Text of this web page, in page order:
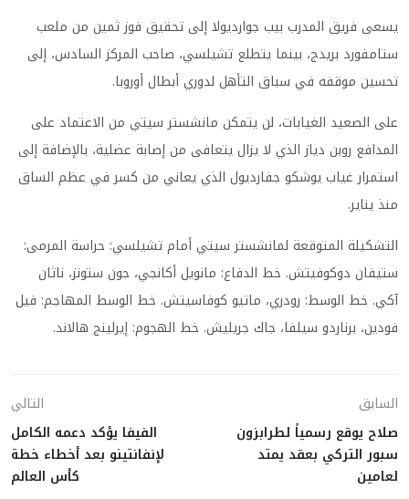
يسعى فريق المدرب بيب جوارديولا إلى تحقيق فوز ثمين من ملعب
ستامفورد بريدج، بينما يتطلع تشيلسي، صاحب المركز السادس، إلى
تحسين موقفه في سباق التأهل لدوري أبطال أوروبا.
على الصعيد الغيابات، لن يتمكن مانشستر سيتي من الاعتماد على
المدافع روبن دياز الذي لا يزال يتعافى من إصابة عضلية، بالإضافة إلى
استمرار غياب يوشكو جفارديول الذي يعاني من كسر في عظم الساق
منذ يناير.
التشكيلة المتوقعة لمانشستر سيتي أمام تشيلسي: حراسة المرمى:
ستيفان دوكوفيتش. خط الدفاع: مانويل أكانجي، جون ستونز، ناثان
آكي. خط الوسط: رودري، ماتيو كوفاسيتش. خط الوسط المهاجم: فيل
فودين، برناردو سيلفا، جاك جريليش. خط الهجوم: إيرلينج هالاند.
السابق
صلاح يوقع رسمياً لطرابزون
سبور التركي بعقد يمتد
لعامين
التالي
الفيفا يؤكد دعمه الكامل
لإنفانتينو بعد أخطاء خطة
كأس العالم